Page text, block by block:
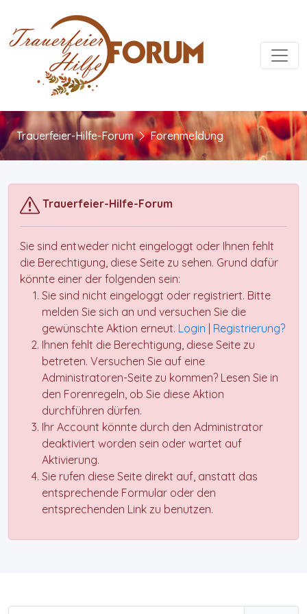
Trauerfeier-Hilfe-Forum Forenmeldung
Trauerfeier-Hilfe-Forum
Sie sind entweder nicht eingeloggt oder Ihnen fehlt
die Berechtigung, diese Seite zu sehen. Grund dafür
könnte einer der folgenden sein:
Sie sind nicht eingeloggt oder registriert. Bitte
melden Sie sich an und versuchen Sie die
gewünschte Aktion erneut. Login | Registrierung?
Ihnen fehlt die Berechtigung, diese Seite zu
betreten. Versuchen Sie auf eine
Administratoren-Seite zu kommen? Lesen Sie in
den Forenregeln, ob Sie diese Aktion
durchführen dürfen.
Ihr Account könnte durch den Administrator
deaktiviert worden sein oder wartet auf
Aktivierung.
Sie rufen diese Seite direkt auf, anstatt das
entsprechende Formular oder den
entsprechenden Link zu benutzen.